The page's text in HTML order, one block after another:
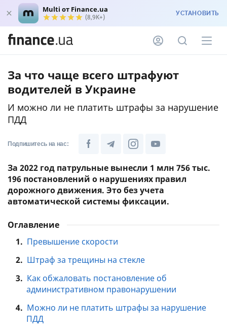
Multi от Finance.ua
(8,9K+) УСТАНОВИТЬ
За что чаще всего штрафуют
водителей в Украине
И можно ли не платить штрафы за нарушение
ПДД
Подпишитесь на нас:
За 2022 год патрульные вынесли 1 млн 756 тыс.
196 постановлений о нарушениях правил
дорожного движения. Это без учета
автоматической системы фиксации.
Оглавление
1. Превышение скорости
2. Штраф за трещины на стекле
3. Как обжаловать постановление об
административном правонарушении
4. Можно ли не платить штрафы за нарушение
ПДД